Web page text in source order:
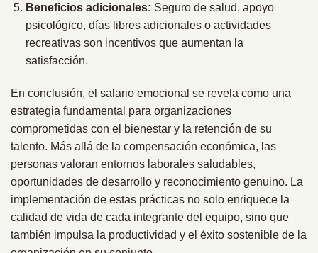
Beneficios adicionales: Seguro de salud, apoyo
psicológico, días libres adicionales o actividades
recreativas son incentivos que aumentan la
satisfacción.
En conclusión, el salario emocional se revela como una
estrategia fundamental para organizaciones
comprometidas con el bienestar y la retención de su
talento. Más allá de la compensación económica, las
personas valoran entornos laborales saludables,
oportunidades de desarrollo y reconocimiento genuino. La
implementación de estas prácticas no solo enriquece la
calidad de vida de cada integrante del equipo, sino que
también impulsa la productividad y el éxito sostenible de la